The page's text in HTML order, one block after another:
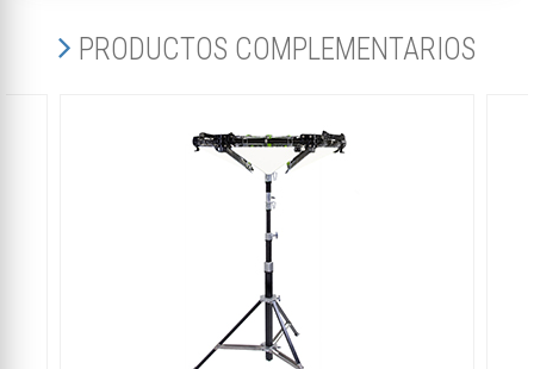
PRODUCTOS COMPLEMENTARIOS